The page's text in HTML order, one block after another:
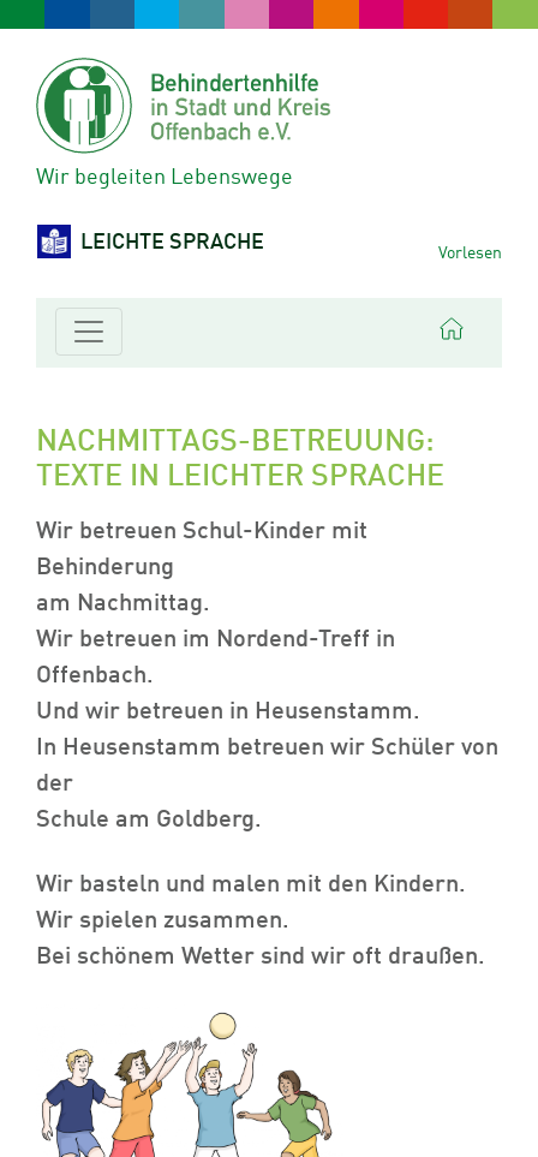
Wir begleiten Lebenswege
LEICHTE SPRACHE Vorlesen
NACHMITTAGS-BETREUUNG:
TEXTE IN LEICHTER SPRACHE
Wir betreuen Schul-Kinder mit
Behinderung
am Nachmittag.
Wir betreuen im Nordend-Treff in
Offenbach.
Und wir betreuen in Heusenstamm.
In Heusenstamm betreuen wir Schüler von
der
Schule am Goldberg.
Wir basteln und malen mit den Kindern.
Wir spielen zusammen.
Bei schönem Wetter sind wir oft draußen.